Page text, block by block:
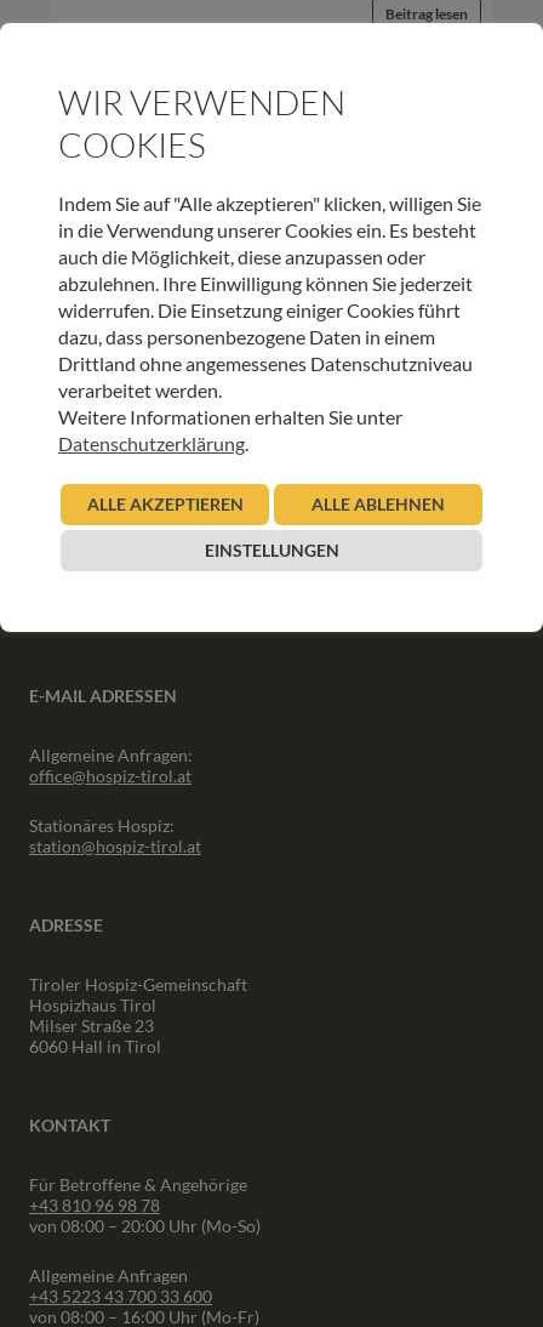
Beitrag lesen
UNSER NEWSLETTER:
ANMELDEN
INFORMATIONEN
Downloads
Interner Bereich
E-MAIL ADRESSEN
Allgemeine Anfragen:
office@hospiz-tirol.at
Stationäres Hospiz:
station@hospiz-tirol.at
ADRESSE
Tiroler Hospiz-Gemeinschaft
Hospizhaus Tirol
Milser Straße 23
6060 Hall in Tirol
KONTAKT
Für Betroffene & Angehörige
+43 810 96 98 78
von 08:00 – 20:00 Uhr (Mo-So)
Allgemeine Anfragen
+43 5223 43 700 33 600
von 08:00 – 16:00 Uhr (Mo-Fr)
WIR VERWENDEN
COOKIES
Indem Sie auf "Alle akzeptieren" klicken, willigen Sie
in die Verwendung unserer Cookies ein. Es besteht
auch die Möglichkeit, diese anzupassen oder
abzulehnen. Ihre Einwilligung können Sie jederzeit
widerrufen. Die Einsetzung einiger Cookies führt
dazu, dass personenbezogene Daten in einem
Drittland ohne angemessenes Datenschutzniveau
verarbeitet werden.
Weitere Informationen erhalten Sie unter
Datenschutzerklärung.
ALLE AKZEPTIEREN ALLE ABLEHNEN
EINSTELLUNGEN